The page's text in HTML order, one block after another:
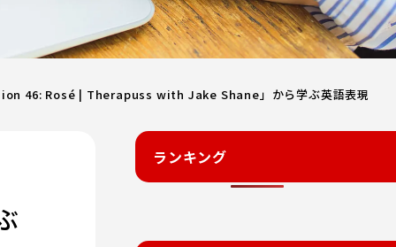
46: Rosé | Therapuss with Jake Shane」から学ぶ英語表現
ランキング